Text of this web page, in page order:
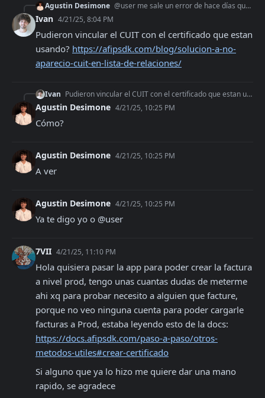
Agustin Desimone @user me sale un error de hace días que es el de la lista de relaciones. Ya hemos eliminado y vuelto a conectar la relación con esa persona pero aún así no nos
Ivan 4/21/25, 8:04 PM
Pudieron vincular el CUIT con el certificado que estan
usando? https://afipsdk.com/blog/solucion-a-no-
aparecio-cuit-en-lista-de-relaciones/
Ivan Pudieron vincular el CUIT con el certificado que estan usando? https://afipsdk.com/blog/solucion-a-no-aparecio-cuit-en-lista-de-relaciones/
Agustin Desimone 4/21/25, 10:25 PM
Cómo?
Agustin Desimone 4/21/25, 10:25 PM
A ver
Agustin Desimone 4/21/25, 10:25 PM
Ya te digo yo o @user
7VII 4/21/25, 11:10 PM
Hola quisiera pasar la app para poder crear la factura
a nivel prod, tengo unas cuantas dudas de meterme
ahi xq para probar necesito a alguien que facture,
porque no veo ninguna cuenta para poder cargarle
https://docs.afipsdk.com/paso-a-paso/otros-
metodos-utiles#crear-certificado
Si alguno que ya lo hizo me quiere dar una mano
rapido, se agradece